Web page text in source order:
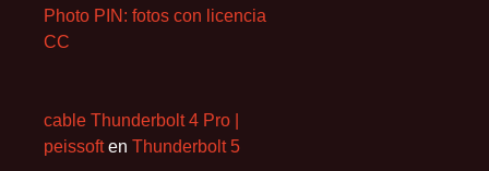
Photo PIN: fotos con licencia
CC
cable Thunderbolt 4 Pro |
peissoften Thunderbolt 5